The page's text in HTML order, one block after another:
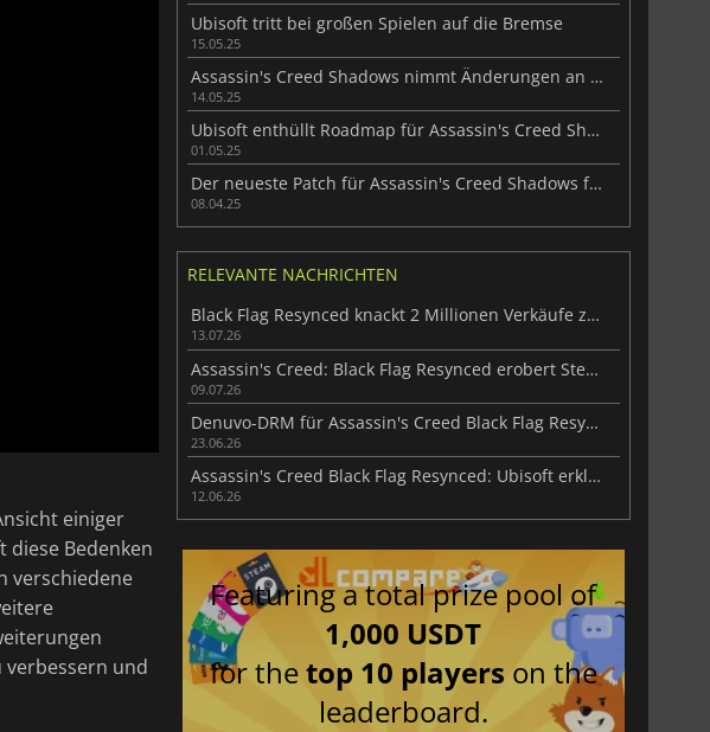
einiger
Bedenken
verschiedene
verbessern und
Ubisoft tritt bei großen Spielen auf die Bremse
15.05.25
Assassin's Creed Shadows nimmt Änderungen an seinem Parkour-System vor
14.05.25
Ubisoft enthüllt Roadmap für Assassin's Creed Shadows
01.05.25
Der neueste Patch für Assassin's Creed Shadows fügt von Fans geforderte Funktionen hinzu
08.04.25
RELEVANTE NACHRICHTEN
Black Flag Resynced knackt 2 Millionen Verkäufe zum Launch
13.07.26
Assassin's Creed: Black Flag Resynced erobert Steam im Sturm
09.07.26
Denuvo-DRM für Assassin's Creed Black Flag Resynced bestätigt
23.06.26
Assassin's Creed Black Flag Resynced: Ubisoft erklärt Neuerungen
12.06.26
Featuring a total prize pool of
1,000 USDT
for thetop 10 players on the
leaderboard.